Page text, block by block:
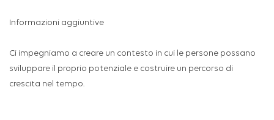
Informazioni aggiuntive
Ci impegniamo a creare un contesto in cui le persone possano
sviluppare il proprio potenziale e costruire un percorso di
crescita nel tempo.